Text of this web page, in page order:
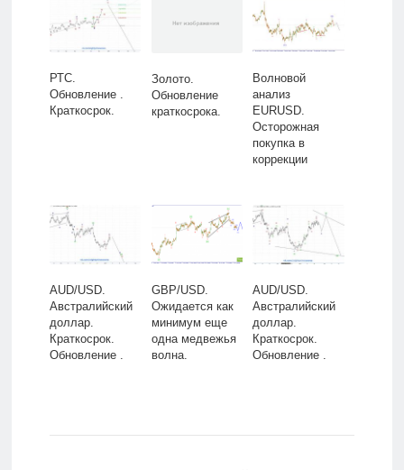
РТС.
Обновление .
Краткосрок.
Золото.
Обновление
краткосрока.
Волновой
анализ
EURUSD.
Осторожная
покупка в
коррекции
AUD/USD.
Австралийский
доллар.
Краткосрок.
Обновление .
GBP/USD.
Ожидается как
минимум еще
одна медвежья
волна.
AUD/USD.
Австралийский
доллар.
Краткосрок.
Обновление .